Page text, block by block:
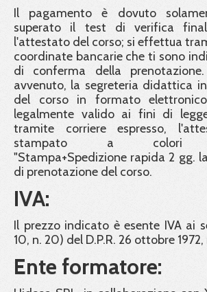
Il pagamento è dovuto
superato il test di verifica
l'attestato del corso; si effettua
coordinate bancarie che ti sono
di conferma della
avvenuto, la segreteria didattica
del corso in formato
legalmente valido ai fini di
tramite corriere espresso,
stampato a colori
"Stampa+Spedizione rapida 2 gg.
di prenotazione del corso.
IVA:
Il prezzo indicato è esente IVA ai
10, n. 20) del D.P.R. 26 ottobre 1972,
Ente formatore: